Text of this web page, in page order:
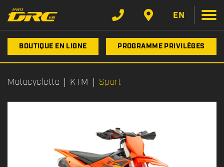
EN
BOUTIQUE EN LIGNE PROGRAMME PRIVILÈGES
Motocyclette KTM Sport